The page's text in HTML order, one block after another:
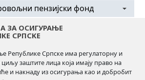
пензијски фонд
ЗА ОСИГУРАЊЕ
СРПСКЕ
Републике Српске има регулаторну и
заштите лица која имају право на
и накнаду из осигурања као и добробит